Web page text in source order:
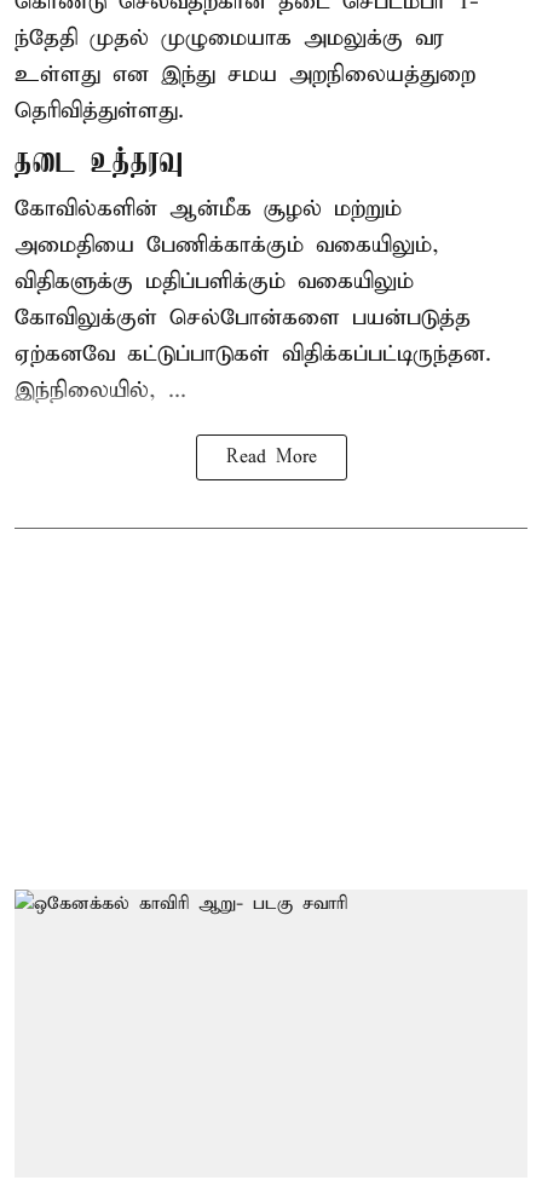
ந்தேதி முதல் முழுமையாக அமலுக்கு வர
உள்ளது என இந்து சமய அறநிலையத்துறை
தெரிவித்துள்ளது.
தடை உத்தரவு
கோவில்களின் ஆன்மீக சூழல் மற்றும்
அமைதியை பேணிக்காக்கும் வகையிலும்,
விதிகளுக்கு மதிப்பளிக்கும் வகையிலும்
கோவிலுக்குள் செல்போன்களை பயன்படுத்த
ஏற்கனவே கட்டுப்பாடுகள் விதிக்கப்பட்டிருந்தன.
இந்நிலையில், ...
Read More